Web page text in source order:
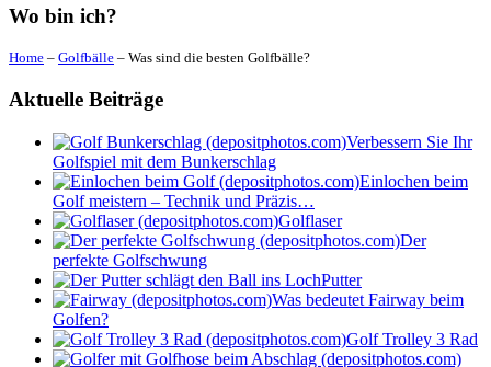
Wo bin ich?
Home – Golfbälle – Was sind die besten Golfbälle?
Aktuelle Beiträge
Verbessern Sie Ihr
Golfspiel mit dem Bunkerschlag
Einlochen beim
Golf meistern – Technik und Präzis…
Golflaser
Der
perfekte Golfschwung
Putter
Was bedeutet Fairway beim
Golfen?
Golf Trolley 3 Rad